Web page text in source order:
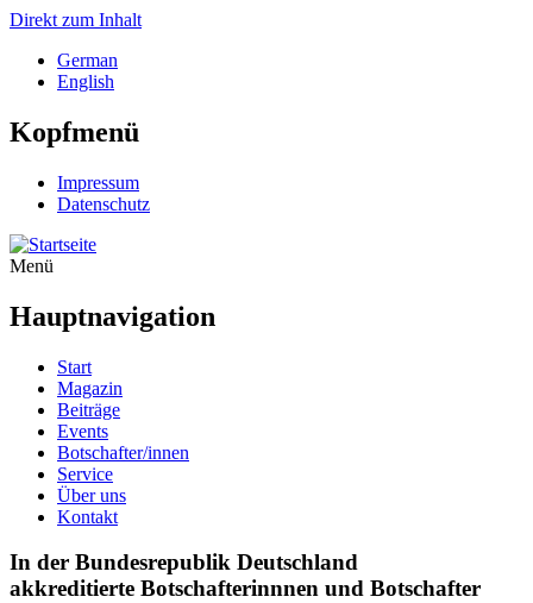
Direkt zum Inhalt
German
English
Kopfmenü
Impressum
Datenschutz
Menü
Hauptnavigation
Start
Magazin
Beiträge
Events
Botschafter/innen
Service
Über uns
Kontakt
In der Bundesrepublik Deutschland
akkreditierte Botschafterinnnen und Botschafter